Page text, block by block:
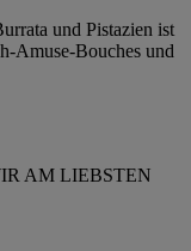
und Pistazien ist
Amuse-Bouches und
AM LIEBSTEN